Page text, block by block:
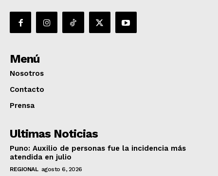
Menú
Nosotros
Contacto
Prensa
Ultimas Noticias
Puno: Auxilio de personas fue la incidencia más
atendida en julio
REGIONAL agosto 6, 2026